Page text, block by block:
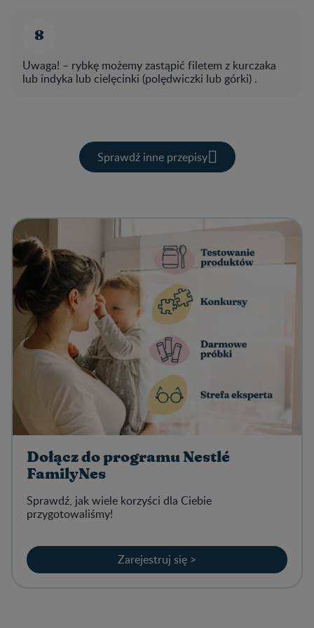
Uwaga! – rybkę możemy zastąpić filetem z kurczaka
lub indyka lub cielęcinki (polędwiczki lub górki) .
Sprawdź inne przepisy
Dołącz do programu Nestlé
FamilyNes
Sprawdź, jak wiele korzyści dla Ciebie
przygotowaliśmy!
Zarejestruj się >